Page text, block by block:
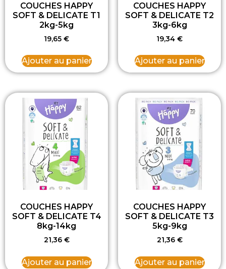
COUCHES HAPPY
SOFT & DELICATE T1
2kg-5kg
19,65 €
Ajouter au panier
COUCHES HAPPY
SOFT & DELICATE T2
3kg-6kg
19,34 €
Ajouter au panier
COUCHES HAPPY
SOFT & DELICATE T4
8kg-14kg
21,36 €
Ajouter au panier
COUCHES HAPPY
SOFT & DELICATE T3
5kg-9kg
21,36 €
Ajouter au panier